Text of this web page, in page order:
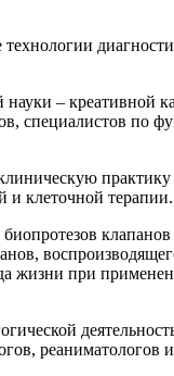
– креативной
специалистов
и клеточной терапии.
при
реаниматологов